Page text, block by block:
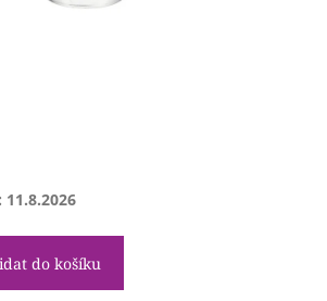
11.8.2026
do košíku